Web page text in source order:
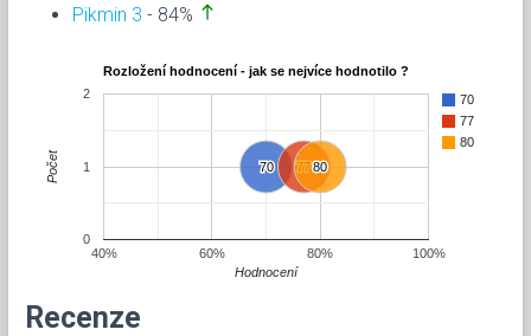
Pikmin 3 - 84% north
Rozložení hodnocení - jak se nejvíce hodnotilo ?
70
77
80
70
70 77
7780
80
40% 60% 80% 100%
0
1
2
Hodnocení
Počet
Recenze